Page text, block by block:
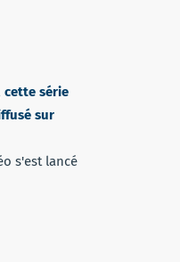
cette série
sur
s'est lancé